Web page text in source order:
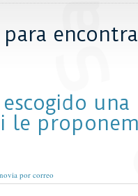
para
una
le
por correo